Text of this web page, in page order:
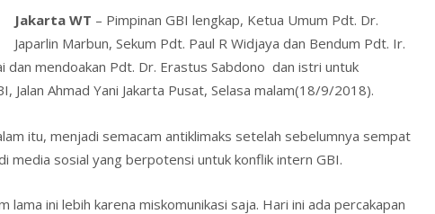
at
s
A
p
ai
l
h
o
o
ai
l
ai
l
t tF
ri
e
dl
y
ar
e
Jakarta WT – Pimpinan GBI lengkap, Ketua Umum Pdt. Dr.
Japarlin Marbun, Sekum Pdt. Paul R Widjaya dan Bendum Pdt. Ir.
mendoakan Pdt. Dr. Erastus Sabdono dan istri untuk
Jalan Ahmad Yani Jakarta Pusat, Selasa malam(18/9/2018).
itu, menjadi semacam antiklimaks setelah sebelumnya sempat
media sosial yang berpotensi untuk konflik intern GBI.
lama ini lebih karena miskomunikasi saja. Hari ini ada percakapan